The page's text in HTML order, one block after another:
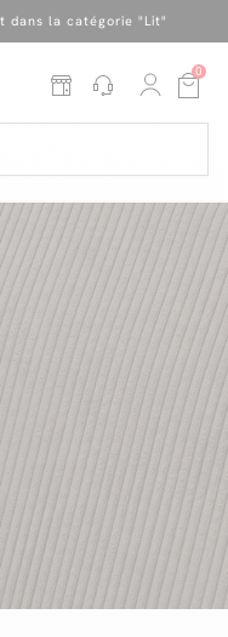
dans la catégorie "Lit"
*
0